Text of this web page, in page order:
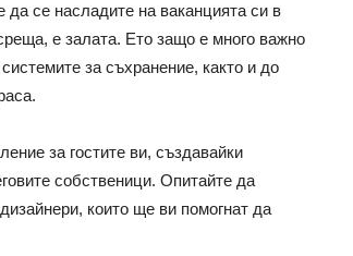
да се насладите на ваканцията си в
е залата. Ето защо е много важно
за съхранение, както и до
за гостите ви, създавайки
собственици. Опитайте да
които ще ви помогнат да